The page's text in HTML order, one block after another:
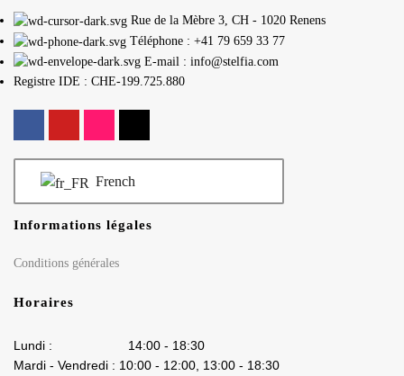
Rue de la Mèbre 3, CH - 1020 Renens
Téléphone : +41 79 659 33 77
E-mail : info@stelfia.com
Registre IDE : CHE-199.725.880
French
Informations légales
Conditions générales
Horaires
Lundi : 14:00 - 18:30
Mardi - Vendredi : 10:00 - 12:00, 13:00 - 18:30